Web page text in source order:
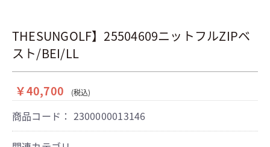
THESUNGOLF】25504609ニットフルZIPベ
スト/BEI/LL
￥40,700 (税込)
商品コード： 2300000013146